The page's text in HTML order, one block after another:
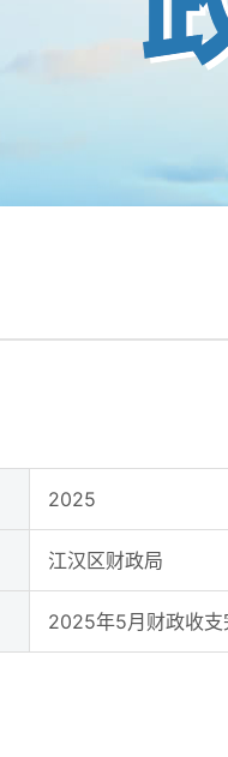
2025
江汉区财政局
2025年5月财政收支